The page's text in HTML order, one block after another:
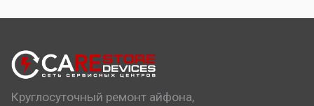
Круглосуточный ремонт айфона,